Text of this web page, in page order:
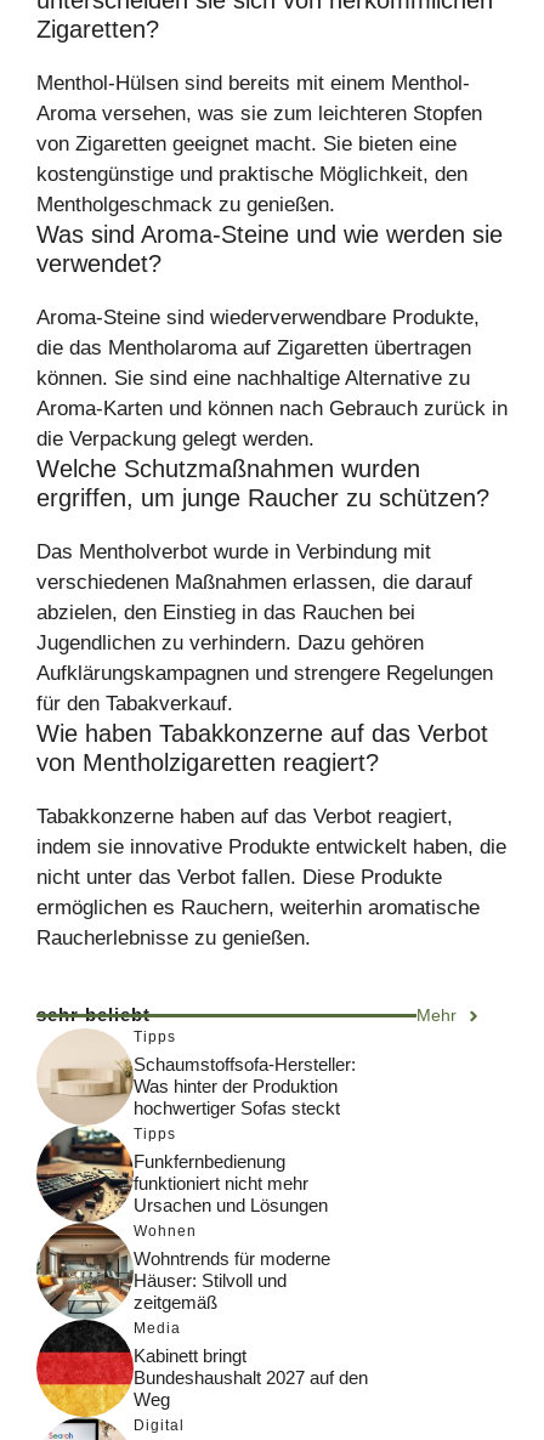
Zigaretten?
Menthol-Hülsen sind bereits mit einem Menthol-
Aroma versehen, was sie zum leichteren Stopfen
von Zigaretten geeignet macht. Sie bieten eine
kostengünstige und praktische Möglichkeit, den
Mentholgeschmack zu genießen.
Was sind Aroma-Steine und wie werden sie
verwendet?
Aroma-Steine sind wiederverwendbare Produkte,
die das Mentholaroma auf Zigaretten übertragen
können. Sie sind eine nachhaltige Alternative zu
Aroma-Karten und können nach Gebrauch zurück in
die Verpackung gelegt werden.
Welche Schutzmaßnahmen wurden
ergriffen, um junge Raucher zu schützen?
Das Mentholverbot wurde in Verbindung mit
verschiedenen Maßnahmen erlassen, die darauf
abzielen, den Einstieg in das Rauchen bei
Jugendlichen zu verhindern. Dazu gehören
Aufklärungskampagnen und strengere Regelungen
für den Tabakverkauf.
Wie haben Tabakkonzerne auf das Verbot
von Mentholzigaretten reagiert?
Tabakkonzerne haben auf das Verbot reagiert,
indem sie innovative Produkte entwickelt haben, die
nicht unter das Verbot fallen. Diese Produkte
ermöglichen es Rauchern, weiterhin aromatische
Raucherlebnisse zu genießen.
sehr beliebt Mehr
Tipps
Schaumstoffsofa-Hersteller:
Was hinter der Produktion
hochwertiger Sofas steckt
Tipps
Funkfernbedienung
funktioniert nicht mehr
Ursachen und Lösungen
Wohnen
Wohntrends für moderne
Häuser: Stilvoll und
zeitgemäß
Media
Kabinett bringt
Bundeshaushalt 2027 auf den
Weg
Digital